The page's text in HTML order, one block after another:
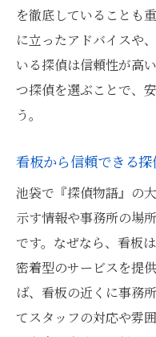
を徹底していることも
に立ったアドバイスや
いる探偵は信頼性が高
つ探偵を選ぶことで、
う。
看板から信頼できる
池袋で『探偵物語』の
示す情報や事務所の場
です。なぜなら、看板
密着型のサービスを提
ば、看板の近くに事務
てスタッフの対応や雰